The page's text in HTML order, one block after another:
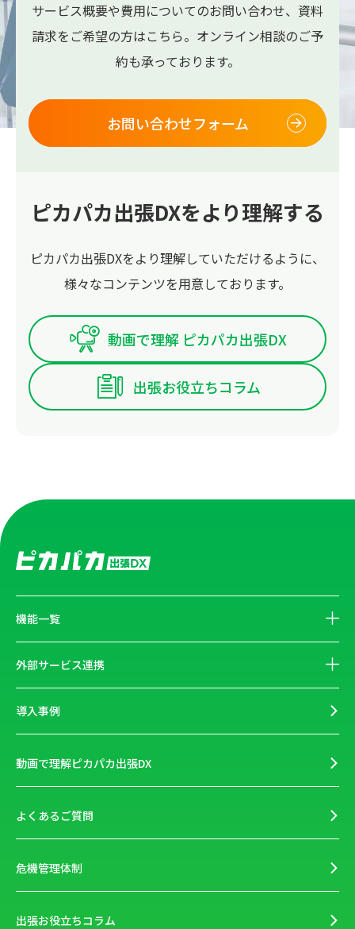
サービス概要や費用についてのお問い合わせ、 資料
請求をご希望の方はこちら。 オンライン相談のご予
約も承っております。
お問い合わせフォーム
ピカパカ出張DXをより理解する
ピカパカ出張DXをより理解していただけるように、
様々なコンテンツを用意しております。
動画で理解 ピカパカ出張DX
出張お役立ちコラム
機能一覧
外部サービス連携
導入事例
動画で理解ピカパカ出張DX
よくあるご質問
危機管理体制
出張お役立ちコラム